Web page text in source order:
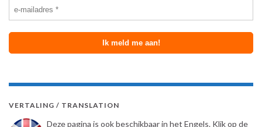
VERTALING / TRANSLATION
Deze pagina is ook beschikbaar in het Engels. Klik op de